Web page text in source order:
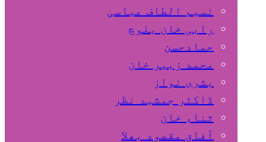
نسیم الطاف عباسی
رابی خان بلوچ
حمادحسن
محمد زبیر خان
بشری نواز
ڈاکٹر جمشید نظر
ثناء خان
آفاق مقصود بھلا